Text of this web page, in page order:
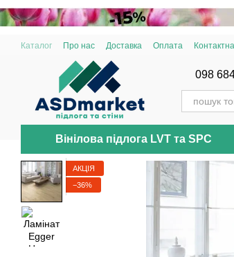
Перейти до основного контенту
Каталог Про нас Доставка Оплата
098
Вінілова підлога LVT та SPC
АКЦІЯ
−36%